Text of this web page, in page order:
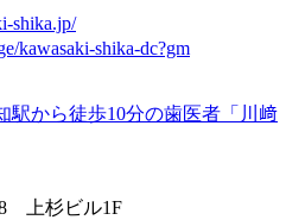
shika.jp/
kawasaki-shika-dc?gm
上杉ビル1F